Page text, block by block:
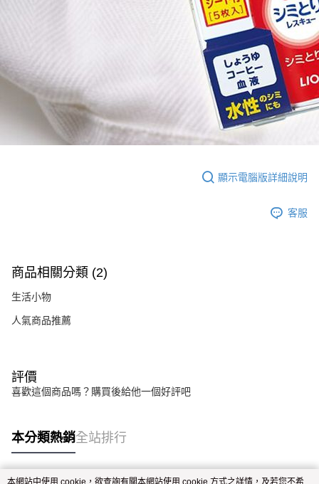
顯示電腦版詳細說明
客服
商品相關分類 (2)
生活小物
人氣商品推薦
評價
喜歡這個商品嗎？購買後給他一個好評吧
本分類熱銷全站排行
本網站中使用 cookie，欲查詢有關本網站使用 cookie 方式之詳情，及若您不希